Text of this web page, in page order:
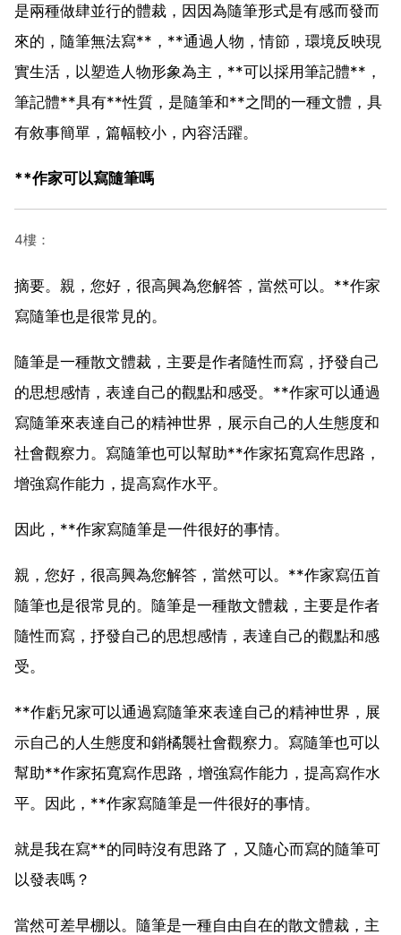
是兩種做肆並行的體裁，因因為隨筆形式是有感而發而
來的，隨筆無法寫**，**通過人物，情節，環境反映現
實生活，以塑造人物形象為主，**可以採用筆記體**，
筆記體**具有**性質，是隨筆和**之間的一種文體，具
有敘事簡單，篇幅較小，內容活躍。
**作家可以寫隨筆嗎
4樓：
摘要。親，您好，很高興為您解答，當然可以。**作家
寫隨筆也是很常見的。
隨筆是一種散文體裁，主要是作者隨性而寫，抒發自己
的思想感情，表達自己的觀點和感受。**作家可以通過
寫隨筆來表達自己的精神世界，展示自己的人生態度和
社會觀察力。寫隨筆也可以幫助**作家拓寬寫作思路，
增強寫作能力，提高寫作水平。
因此，**作家寫隨筆是一件很好的事情。
親，您好，很高興為您解答，當然可以。**作家寫伍首
隨筆也是很常見的。隨筆是一種散文體裁，主要是作者
隨性而寫，抒發自己的思想感情，表達自己的觀點和感
受。
**作虧兄家可以通過寫隨筆來表達自己的精神世界，展
示自己的人生態度和銷橘襲社會觀察力。寫隨筆也可以
幫助**作家拓寬寫作思路，增強寫作能力，提高寫作水
平。因此，**作家寫隨筆是一件很好的事情。
就是我在寫**的同時沒有思路了，又隨心而寫的隨筆可
以發表嗎？
當然可差早棚以。隨筆是一種自由自在的散文體裁，主